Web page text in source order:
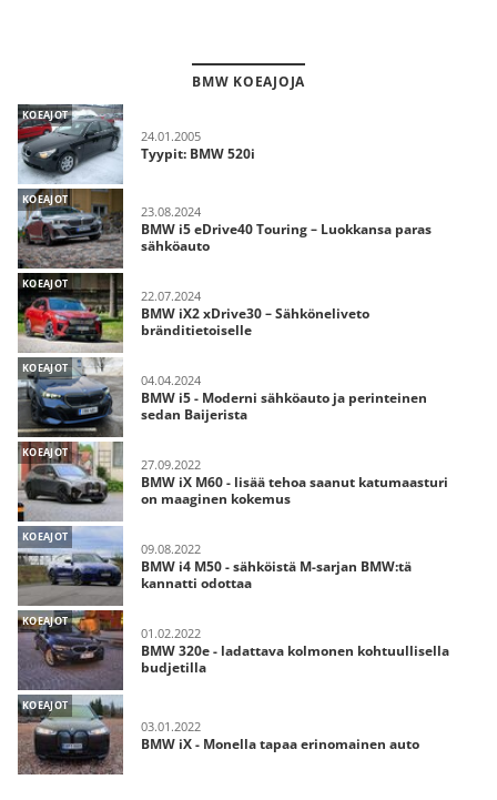
BMW KOEAJOJA
KOEAJOT
24.01.2005
Tyypit: BMW 520i
KOEAJOT
23.08.2024
BMW i5 eDrive40 Touring – Luokkansa paras
sähköauto
KOEAJOT
22.07.2024
BMW iX2 xDrive30 – Sähköneliveto
bränditietoiselle
KOEAJOT
04.04.2024
BMW i5 - Moderni sähköauto ja perinteinen
sedan Baijerista
KOEAJOT
27.09.2022
BMW iX M60 - lisää tehoa saanut katumaasturi
on maaginen kokemus
KOEAJOT
09.08.2022
BMW i4 M50 - sähköistä M-sarjan BMW:tä
kannatti odottaa
KOEAJOT
01.02.2022
BMW 320e - ladattava kolmonen kohtuullisella
budjetilla
KOEAJOT
03.01.2022
BMW iX - Monella tapaa erinomainen auto